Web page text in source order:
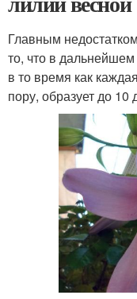
Главным
то, что в дальнейшем
в то время как
пору, образует до 10